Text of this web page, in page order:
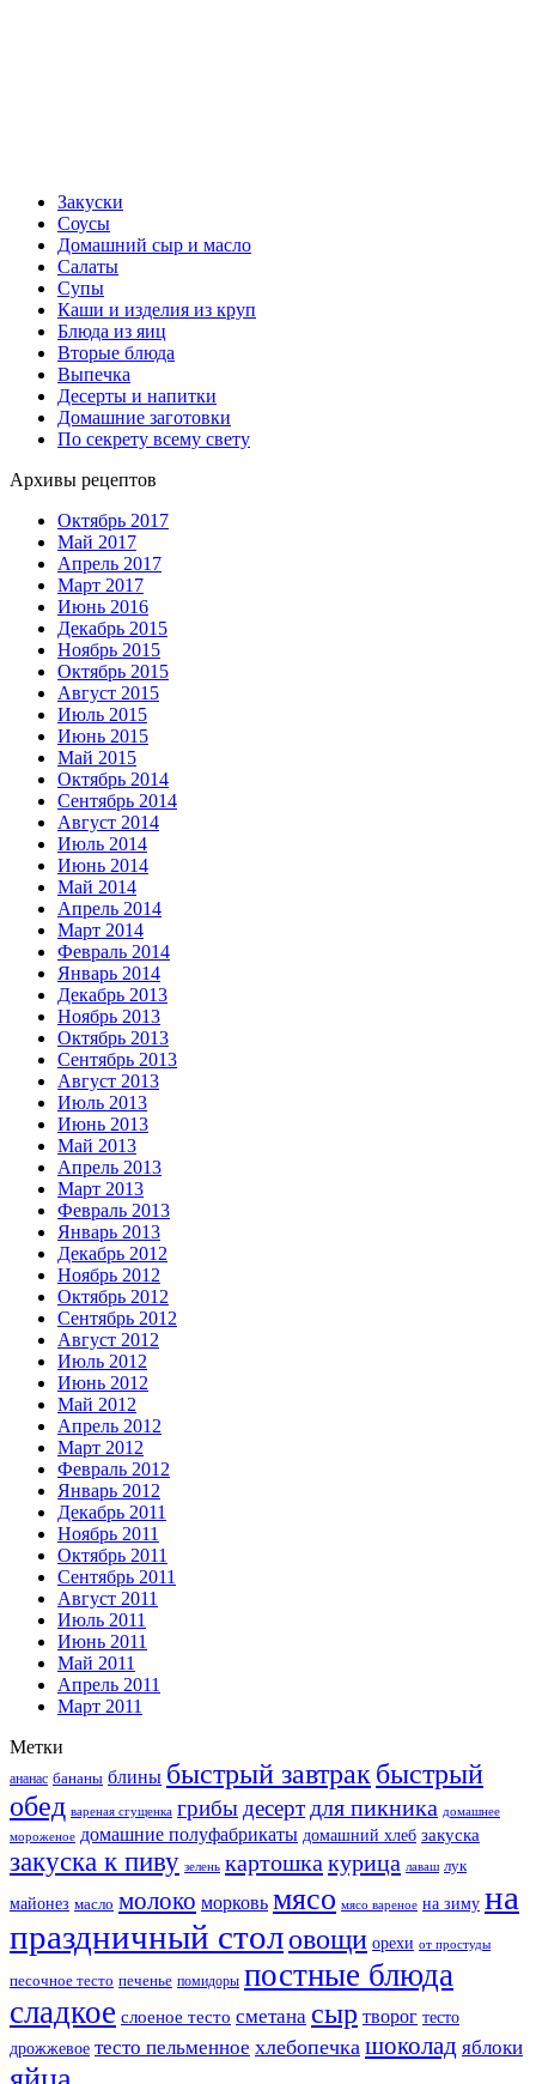
Закуски
Соусы
Домашний сыр и масло
Салаты
Супы
Каши и изделия из круп
Блюда из яиц
Вторые блюда
Выпечка
Десерты и напитки
Домашние заготовки
По секрету всему свету
Архивы рецептов
Октябрь 2017
Май 2017
Апрель 2017
Март 2017
Июнь 2016
Декабрь 2015
Ноябрь 2015
Октябрь 2015
Август 2015
Июль 2015
Июнь 2015
Май 2015
Октябрь 2014
Сентябрь 2014
Август 2014
Июль 2014
Июнь 2014
Май 2014
Апрель 2014
Март 2014
Февраль 2014
Январь 2014
Декабрь 2013
Ноябрь 2013
Октябрь 2013
Сентябрь 2013
Август 2013
Июль 2013
Июнь 2013
Май 2013
Апрель 2013
Март 2013
Февраль 2013
Январь 2013
Декабрь 2012
Ноябрь 2012
Октябрь 2012
Сентябрь 2012
Август 2012
Июль 2012
Июнь 2012
Май 2012
Апрель 2012
Март 2012
Февраль 2012
Январь 2012
Декабрь 2011
Ноябрь 2011
Октябрь 2011
Сентябрь 2011
Август 2011
Июль 2011
Июнь 2011
Май 2011
Апрель 2011
Март 2011
Метки
ананас бананы блины быстрый завтрак быстрый
обед вареная сгущенка грибы десерт для пикника домашнее
мороженое домашние полуфабрикаты домашний хлеб закуска
закуска к пиву зелень картошка курица лаваш лук
майонез масло молоко морковь мясо мясо вареное на зиму на
праздничный столовощи орехи от простуды
песочное тесто печенье помидоры постные блюда
сладкое слоеное тесто сметана сыр творог тесто
дрожжевое тесто пельменное хлебопечка шоколад яблоки